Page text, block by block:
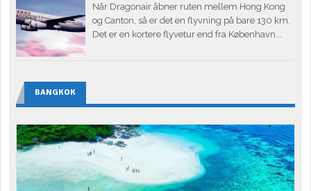
Når Dragonair åbner ruten mellem Hong Kong
og Canton, så er det en flyvning på bare 130 km.
Det er en kortere flyvetur end fra København...
BANGKOK